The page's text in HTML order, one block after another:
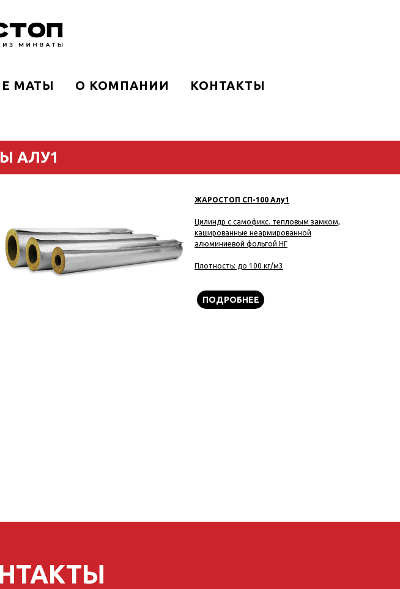
МАТЫ О КОМПАНИИ КОНТАКТЫ
ЖАРОСТОП СП-100 Алу1
Цилиндр c самофикс. тепловым замком,
кашированные неармированной
алюминиевой фольгой НГ
Плотность: до 100 кг/м3
ПОДРОБНЕЕ
АЛУ1